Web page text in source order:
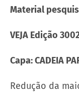
Material
VEJA Edição
Capa: CADEIA
Redução da